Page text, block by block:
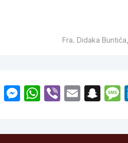
Fra. Didaka
Facebook
Messenger
WhatsApp
ViberEmail